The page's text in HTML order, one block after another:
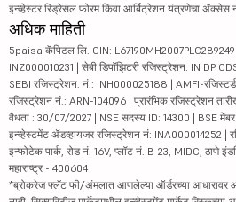
इन्व्हेस्टर रिड्रेसल फोरम किंवा आर्बिट्रेशन यंत्रणेचा ॲक्सेस
अधिक माहिती
5paisa कॅपिटल लि. CIN: L67190MH2007PLC289249
INZ000010231 | सेबी डिपॉझिटरी रजिस्ट्रेशन: IN DP
SEBI रजिस्ट्रेशन. नं.: INH000025188 | AMFI-
रजिस्ट्रेशन नं.: ARN-104096 | प्रारंभिक रजिस्ट्रेशन
वैधता : 30/07/2027 | NSE सदस्य ID: 14300 | BSE
इन्व्हेस्टमेंट ॲडव्हायजर रजिस्ट्रेशन नं: INA000014252 |
इन्फोटेक पार्क, रोड नं. 16V, प्लॉट नं. B-23, MIDC, ठाणे
महाराष्ट्र - 400604
*ब्रोकरेज फ्लॅट फी/अंमलात आणलेल्या ऑर्डरच्या आधारावर